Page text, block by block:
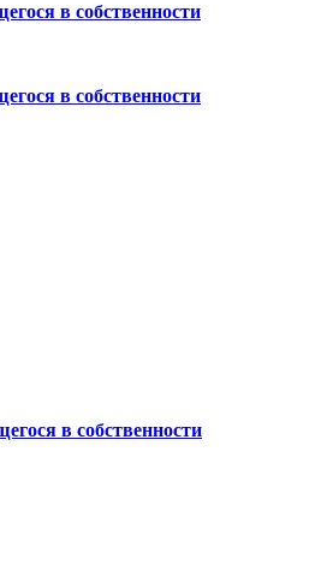
в собственности
в собственности
в собственности